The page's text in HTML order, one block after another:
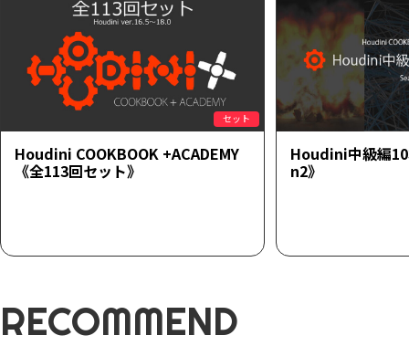
セット
Houdini COOKBOOK +ACADEMY
《全113回セット》
Houdini中級編
n2》
RECOMMEND